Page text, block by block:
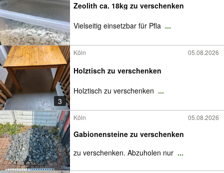
Zeolith ca. 18kg zu verschenken
Vielseitig einsetzbar für Pfla ...
3
Köln 05.08.2026
Holztisch zu verschenken
Holztisch zu verschenken ...
Köln 05.08.2026
Gabionensteine zu verschenken
zu verschenken. Abzuholen nur ...